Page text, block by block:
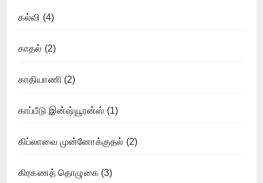
கல்வி (4)
காதல் (2)
காதியாணி (2)
காப்பீடு இன்ஷ்யூரன்ஸ் (1)
கிப்லாவை முன்னோக்குதல் (2)
கிரகணத் தொழுகை(3)